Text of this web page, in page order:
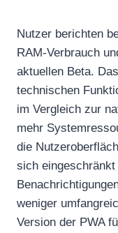
Nutzer berichten
RAM-Verbrauch
aktuellen Beta.
technischen
im Vergleich zur
mehr
die
sich
weniger
Version der PWA